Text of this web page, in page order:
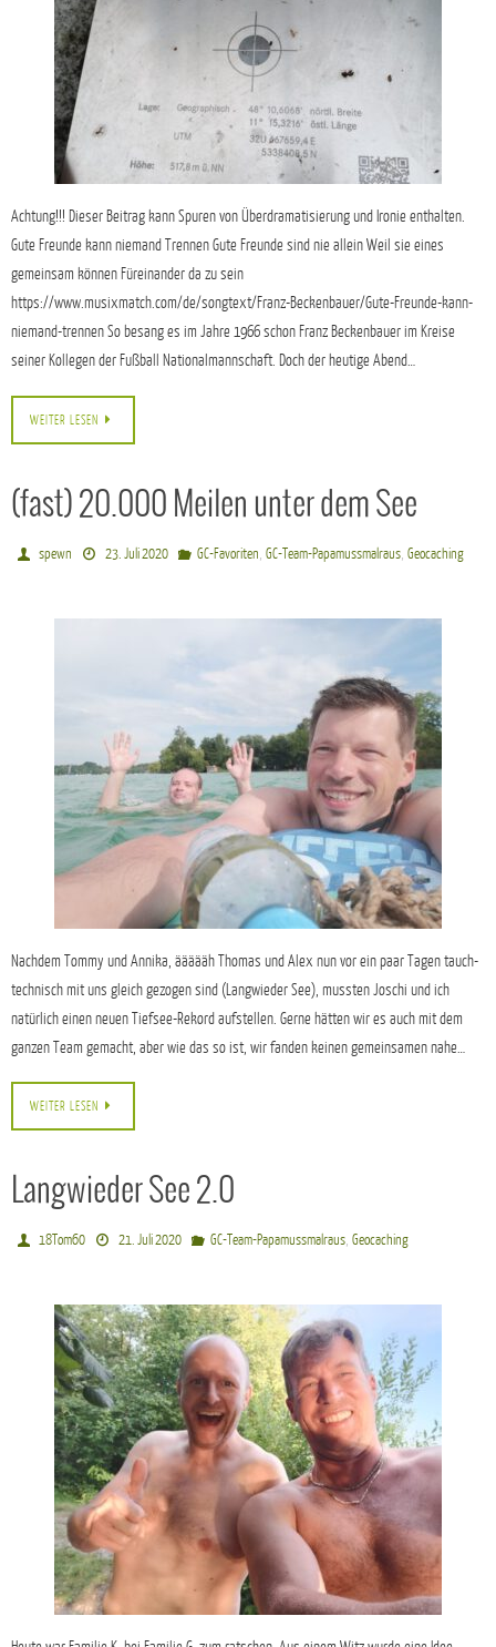
Achtung!!! Dieser Beitrag kann Spuren von Überdramatisierung und Ironie enthalten.
Gute Freunde kann niemand Trennen Gute Freunde sind nie allein Weil sie eines
gemeinsam können Füreinander da zu sein
https://www.musixmatch.com/de/songtext/Franz-Beckenbauer/Gute-Freunde-kann-
niemand-trennen So besang es im Jahre 1966 schon Franz Beckenbauer im Kreise
seiner Kollegen der Fußball Nationalmannschaft. Doch der heutige Abend…
WEITER LESEN
(fast) 20.000 Meilen unter dem See
spewn 23. Juli 2020 GC-Favoriten, GC-Team-Papamussmalraus, Geocaching
Nachdem Tommy und Annika, äääääh Thomas und Alex nun vor ein paar Tagen tauch-
technisch mit uns gleich gezogen sind (Langwieder See), mussten Joschi und ich
natürlich einen neuen Tiefsee-Rekord aufstellen. Gerne hätten wir es auch mit dem
ganzen Team gemacht, aber wie das so ist, wir fanden keinen gemeinsamen nahe…
WEITER LESEN
Langwieder See 2.0
18Tom60 21. Juli 2020 GC-Team-Papamussmalraus, Geocaching